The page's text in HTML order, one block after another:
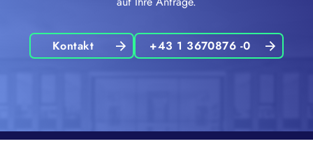
Kontakt +43 1 3670876 -0